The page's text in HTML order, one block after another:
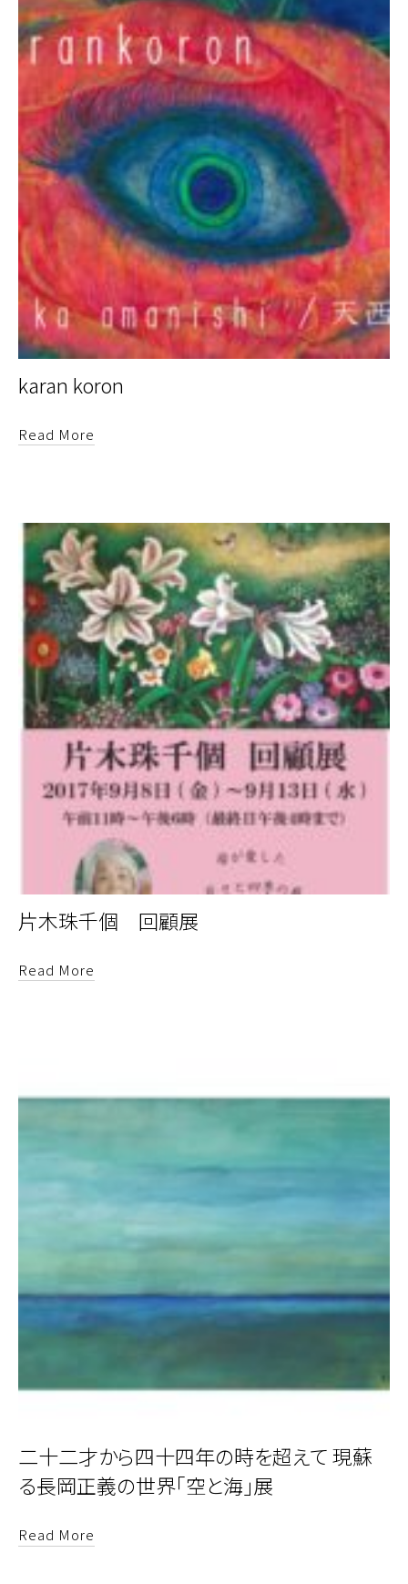
karan koron
Read More
片木珠千個 回顧展
Read More
二十二才から四十四年の時を超えて 現蘇
る長岡正義の世界「空と海」展
Read More